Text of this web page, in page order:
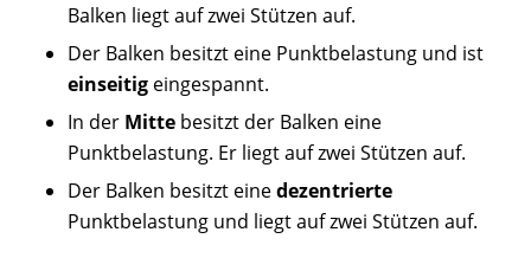
Balken liegt auf zwei Stützen auf.
Der Balken besitzt eine Punktbelastung und ist
einseitigeingespannt.
In der Mittebesitzt der Balken eine
Punktbelastung. Er liegt auf zwei Stützen auf.
Der Balken besitzt einedezentrierte
Punktbelastung und liegt auf zwei Stützen auf.